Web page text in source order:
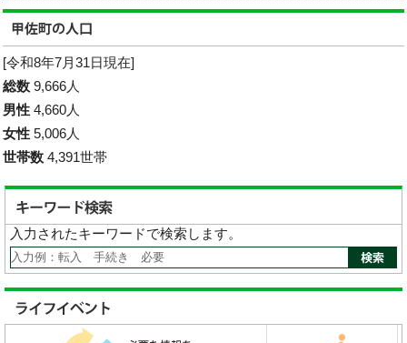
[令和8年7月31日現在]
総数 9,666人
男性 4,660人
女性 5,006人
世帯数 4,391世帯
入力されたキーワードで検索します。